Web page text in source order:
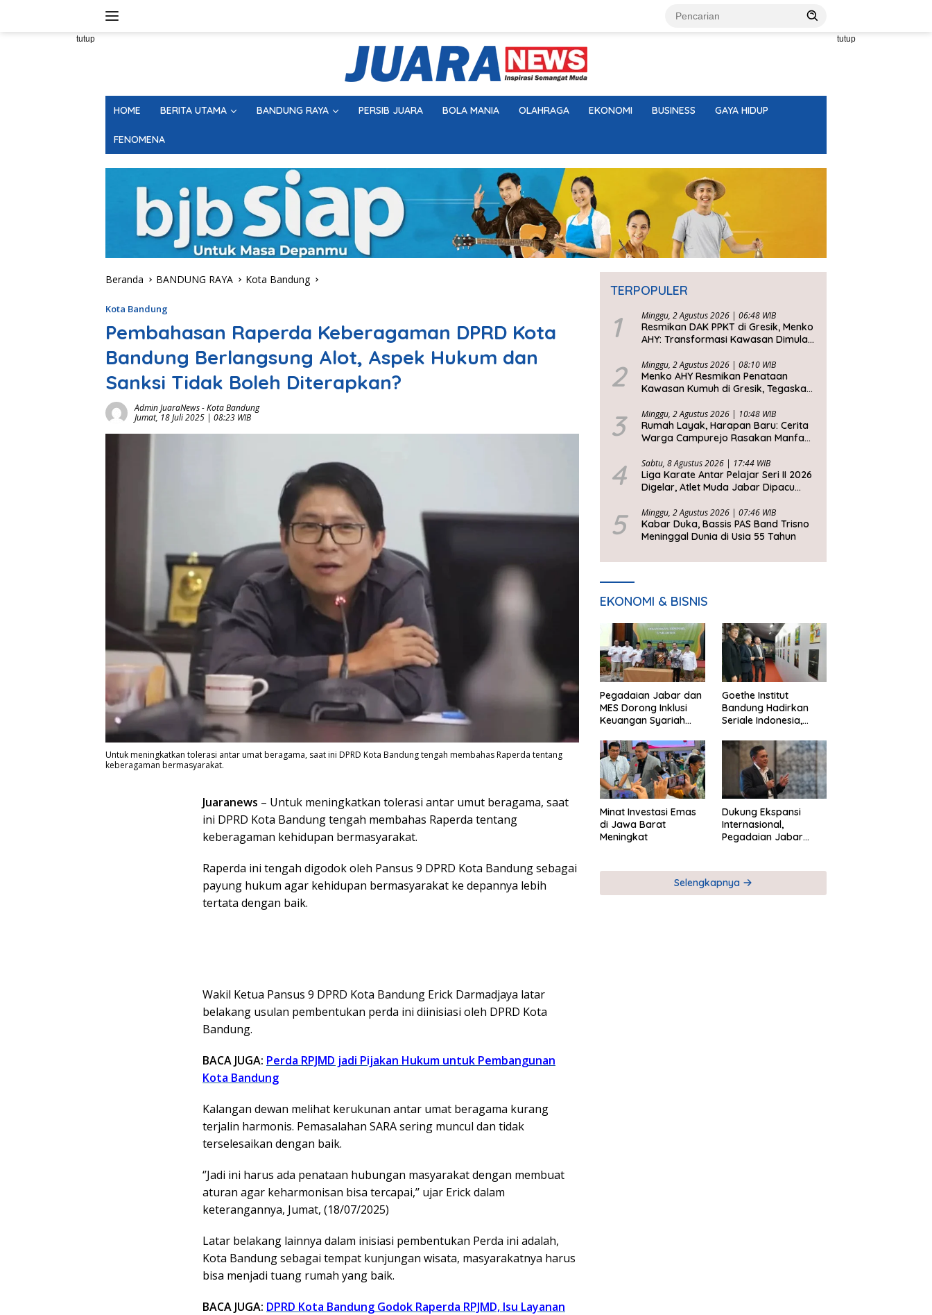
tutup tutup
HOME BERITA UTAMA BANDUNG RAYA PERSIB JUARA BOLA MANIA OLAHRAGA EKONOMI BUSINESS GAYA HIDUP
FENOMENA
Beranda BANDUNG RAYA Kota Bandung
Kota Bandung
Pembahasan Raperda Keberagaman DPRD Kota
Bandung Berlangsung Alot, Aspek Hukum dan
Sanksi Tidak Boleh Diterapkan?
Admin JuaraNews-Kota Bandung
Jumat, 18 Juli 2025 | 08:23 WIB
Untuk meningkatkan tolerasi antar umat beragama, saat ini DPRD Kota Bandung tengah membahas Raperda tentang
keberagaman bermasyarakat.
Juaranews – Untuk meningkatkan tolerasi antar umut beragama, saat
ini DPRD Kota Bandung tengah membahas Raperda tentang
keberagaman kehidupan bermasyarakat.
Raperda ini tengah digodok oleh Pansus 9 DPRD Kota Bandung sebagai
payung hukum agar kehidupan bermasyarakat ke depannya lebih
tertata dengan baik.
Wakil Ketua Pansus 9 DPRD Kota Bandung Erick Darmadjaya latar
belakang usulan pembentukan perda ini diinisiasi oleh DPRD Kota
Bandung.
BACA JUGA: Perda RPJMD jadi Pijakan Hukum untuk Pembangunan
Kota Bandung
Kalangan dewan melihat kerukunan antar umat beragama kurang
terjalin harmonis. Pemasalahan SARA sering muncul dan tidak
terselesaikan dengan baik.
‘’Jadi ini harus ada penataan hubungan masyarakat dengan membuat
aturan agar keharmonisan bisa tercapai,’’ ujar Erick dalam
keterangannya, Jumat, (18/07/2025)
Latar belakang lainnya dalam inisiasi pembentukan Perda ini adalah,
Kota Bandung sebagai tempat kunjungan wisata, masyarakatnya harus
bisa menjadi tuang rumah yang baik.
BACA JUGA: DPRD Kota Bandung Godok Raperda RPJMD, Isu Layanan
TERPOPULER
1 Minggu, 2 Agustus 2026 | 06:48 WIB
Resmikan DAK PPKT di Gresik, Menko
AHY: Transformasi Kawasan Dimulai
2 Minggu, 2 Agustus 2026 | 08:10 WIB
Menko AHY Resmikan Penataan
Kawasan Kumuh di Gresik, Tegaskan
Kesejahteraan Rakyat
3 Minggu, 2 Agustus 2026 | 10:48 WIB
Rumah Layak, Harapan Baru: Cerita
Warga Campurejo Rasakan Manfaat
4 Sabtu, 8 Agustus 2026 | 17:44 WIB
Liga Karate Antar Pelajar Seri II 2026
Digelar, Atlet Muda Jabar Dipacu
5 Minggu, 2 Agustus 2026 | 07:46 WIB
Kabar Duka, Bassis PAS Band Trisno
Meninggal Dunia di Usia 55 Tahun
EKONOMI & BISNIS
Pegadaian Jabar dan
MES Dorong Inklusi
Keuangan Syariah
UMKM
Goethe Institut
Bandung Hadirkan
Seriale Indonesia,
Global Industri Serial
Minat Investasi Emas
di Jawa Barat
Meningkat
Dukung Ekspansi
Internasional,
Pegadaian Jabar
Pegadaian Timor
Leste
Selengkapnya